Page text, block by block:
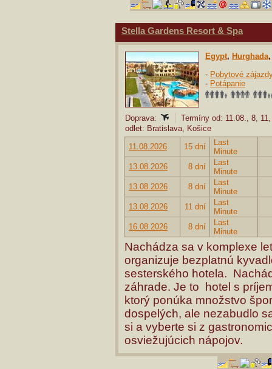
Stella Gardens Resort & Spa
Egypt, Hurghada
- Pobytové
- Potápanie
Doprava:
Termíny od: 11.08., 8,
odlet: Bratislava, Košice
11.08.2026
15 dní
Last
Minute
13.08.2026
8 dní
Last
Minute
13.08.2026
8 dní
Last
Minute
13.08.2026
11 dní
Last
Minute
16.08.2026
8 dní
Last
Minute
Nachádza sa v komplexe
organizuje bezplatnú
sesterského hotela.
záhrade. Je to hotel s
ktorý ponúka množstvo
dospelých, ale nezabudlo
si a vyberte si z
osviežujúcich nápojov.